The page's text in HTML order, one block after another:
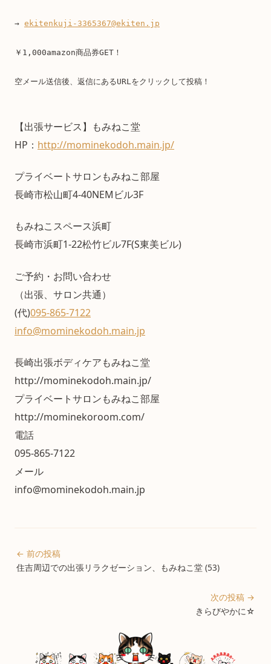
→ ekitenkuji-3365367@ekiten.jp
￥1,000amazon商品券GET！
空メール送信後、返信にあるURLをクリックして投稿！
【出張サービス】もみねこ堂
HP： http://mominekodoh.main.jp/
プライベートサロンもみねこ部屋
長崎市松山町4-40NEMビル3F
もみねこスペース浜町
長崎市浜町1-22松竹ビル7F(S東美ビル)
ご予約・お問い合わせ
（出張、サロン共通）
(代)095-865-7122
info@mominekodoh.main.jp
長崎出張ボディケアもみねこ堂
http://mominekodoh.main.jp/
プライベートサロンもみねこ部屋
http://mominekoroom.com/
電話
095-865-7122
メール
info@mominekodoh.main.jp
← 前の投稿
住吉周辺での出張リラクゼーション、もみねこ堂 (53)
次の投稿 →
きらびやかに☆